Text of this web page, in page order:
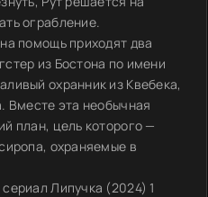
ограбление.
помощь приходят два
из Бостона по имени
охранник из Квебека,
Вместе эта необычная
план, цель которого —
охраняемые в
Липучка (2024) 1